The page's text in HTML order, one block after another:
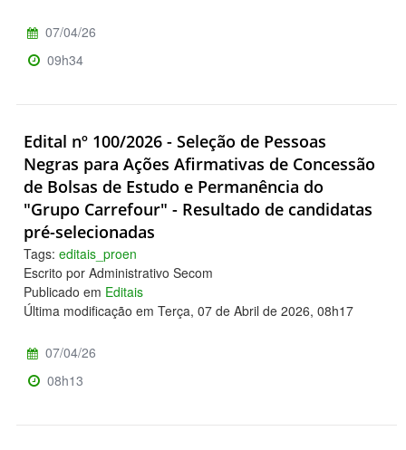
07/04/26
09h34
Edital nº 100/2026 - Seleção de Pessoas
Negras para Ações Afirmativas de Concessão
de Bolsas de Estudo e Permanência do
"Grupo Carrefour" - Resultado de candidatas
pré-selecionadas
Tags: editais_proen
Escrito por Administrativo Secom
Publicado em Editais
Última modificação em Terça, 07 de Abril de 2026, 08h17
07/04/26
08h13